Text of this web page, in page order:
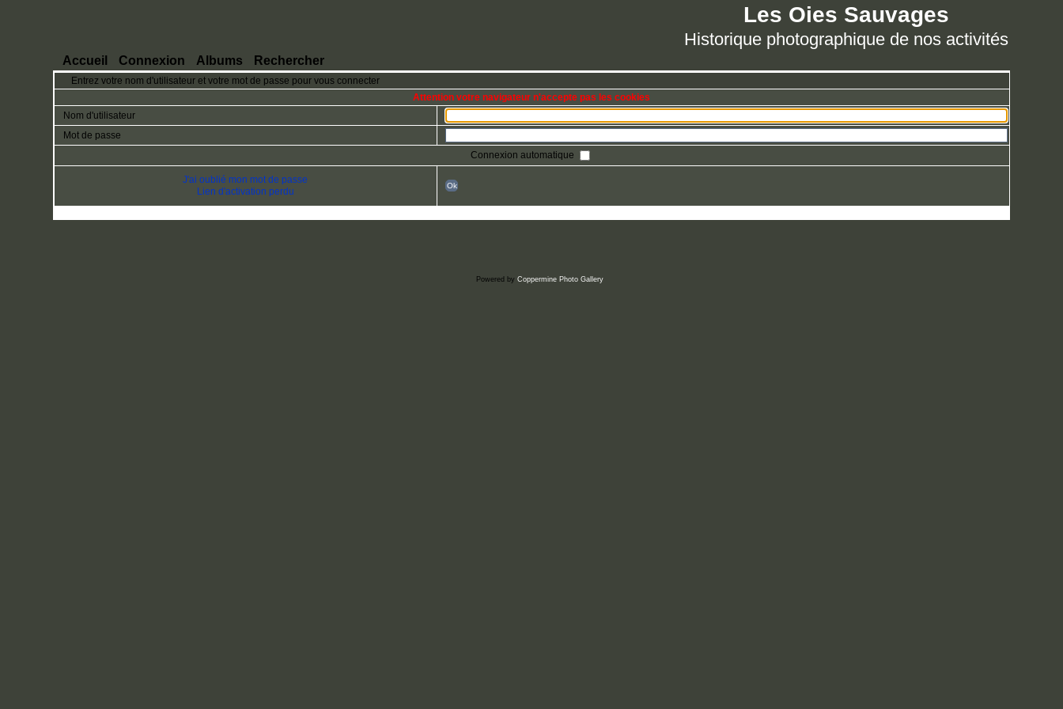
Les Oies Sauvages
Historique photographique de nos activités
Accueil Connexion Albums Rechercher
Entrez votre nom d'utilisateur et votre mot de passe pour vous connecter
Attention votre navigateur n'accepte pas les cookies
Nom d'utilisateur
Mot de passe
Connexion automatique
J'ai oublié mon mot de passe
Lien d'activation perdu
Ok
Powered by Coppermine Photo Gallery